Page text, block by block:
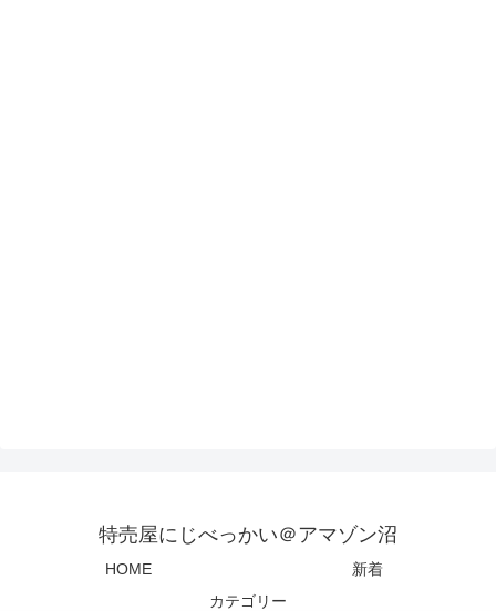
特売屋にじべっかい＠アマゾン沼
HOME
新着
カテゴリー